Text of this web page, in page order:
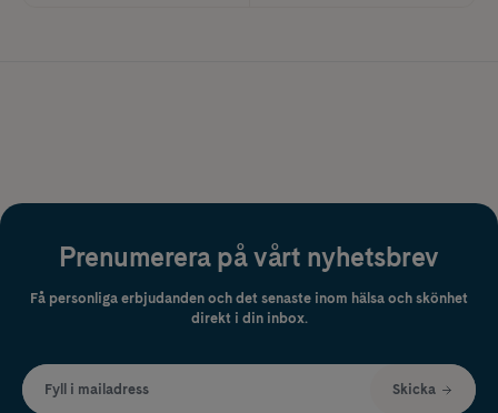
Prenumerera på vårt nyhetsbrev
Få personliga erbjudanden och det senaste inom hälsa och skönhet
direkt i din inbox.
Fyll i mailadress Skicka